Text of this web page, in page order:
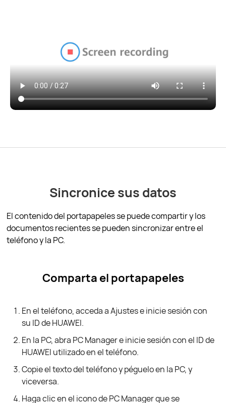
Sincronice sus datos
El contenido del portapapeles se puede compartir y los
documentos recientes se pueden sincronizar entre el
teléfono y la PC.
Comparta el portapapeles
En el teléfono, acceda a Ajustes e inicie sesión con
su ID de HUAWEI.
En la PC, abra PC Manager e inicie sesión con el ID de
HUAWEI utilizado en el teléfono.
Copie el texto del teléfono y péguelo en la PC, y
viceversa.
Haga clic en el icono de PC Manager que se